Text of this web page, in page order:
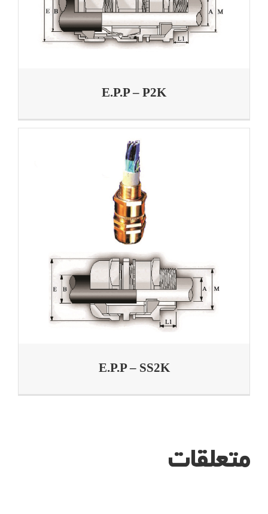
E.P.P – P2K
E.P.P – SS2K
متعلقات